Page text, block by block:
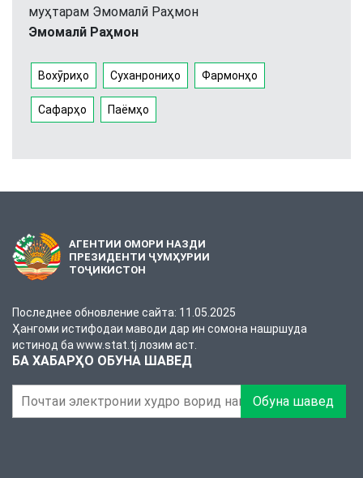
муҳтарам Эмомалӣ Раҳмон
Эмомалӣ Раҳмон
Вохӯриҳо Суханрониҳо Фармонҳо
Сафарҳо Паёмҳо
АГЕНТИИ ОМОРИ НАЗДИ
ПРЕЗИДЕНТИ ҶУМҲУРИИ
ТОҶИКИСТОН
Последнее обновление сайта: 11.05.2025
Ҳангоми истифодаи маводи дар ин сомона нашршуда
истинод ба www.stat.tj лозим аст.
БА ХАБАРҲО ОБУНА ШАВЕД
Обуна шавед